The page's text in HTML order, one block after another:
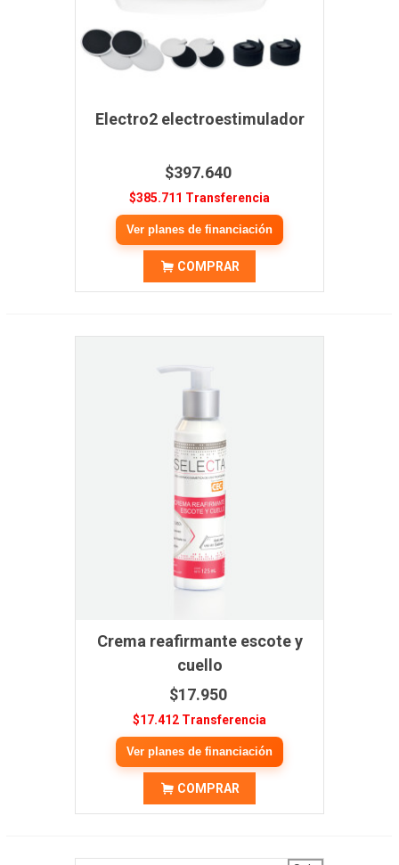
Electro2 electroestimulador
$397.640
$385.711 Transferencia
Ver planes de financiación
COMPRAR
Crema reafirmante escote y
cuello
$17.950
$17.412 Transferencia
Ver planes de financiación
COMPRAR